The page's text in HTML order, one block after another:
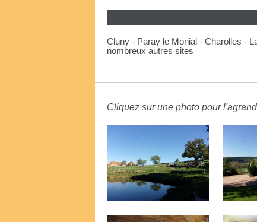
Cluny - Paray le Monial - Charolles -
nombreux autres sites
Cliquez sur une photo pour